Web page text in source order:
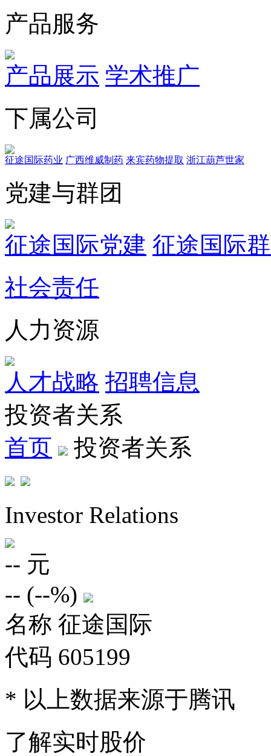
产品服务
产品展示 学术推广
下属公司
征途国际药业 广西维威制药 来宾药物提取 浙江葫芦世家
党建与群团
征途国际党建 征途国际
社会责任
人力资源
人才战略 招聘信息
投资者关系
首页
投资者关系
Investor Relations
-- 元
-- (--%)
名称 征途国际
代码 605199
* 以上数据来源于腾讯
了解实时股价